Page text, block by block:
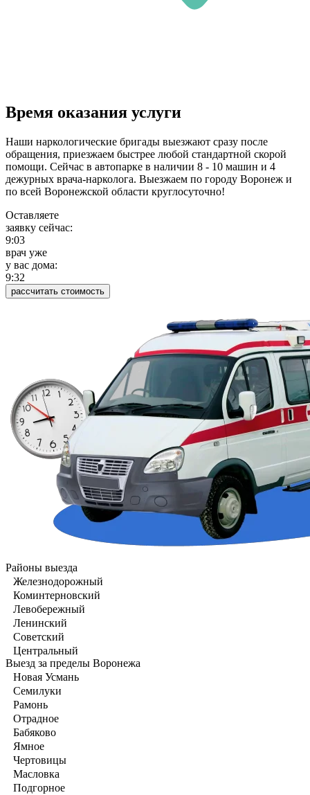
Время оказания услуги
Наши наркологические бригады выезжают сразу после
обращения, приезжаем быстрее любой стандартной скорой
помощи. Сейчас в автопарке в наличии 8 - 10 машин и 4
дежурных врача-нарколога. Выезжаем по городу Воронеж и
по всей Воронежской области круглосуточно!
Оставляете
заявку сейчас:
9:03
врач уже
у вас дома:
9:32
рассчитать стоимость
Районы выезда
Железнодорожный
Коминтерновский
Левобережный
Ленинский
Советский
Центральный
Выезд за пределы Воронежа
Новая Усмань
Семилуки
Рамонь
Отрадное
Бабяково
Ямное
Чертовицы
Масловка
Подгорное